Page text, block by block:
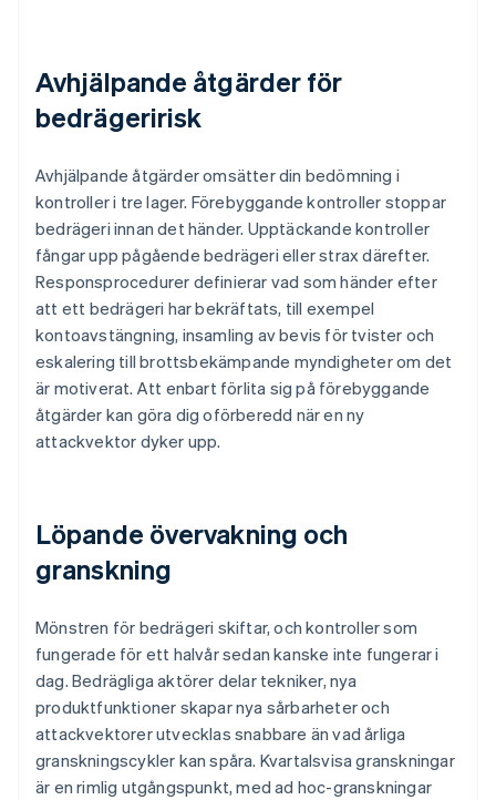
Avhjälpande åtgärder för
bedrägeririsk
Avhjälpande åtgärder omsätter din bedömning i
kontroller i tre lager. Förebyggande kontroller stoppar
bedrägeri innan det händer. Upptäckande kontroller
fångar upp pågående bedrägeri eller strax därefter.
Responsprocedurer definierar vad som händer efter
att ett bedrägeri har bekräftats, till exempel
kontoavstängning, insamling av bevis för tvister och
eskalering till brottsbekämpande myndigheter om det
är motiverat. Att enbart förlita sig på förebyggande
åtgärder kan göra dig oförberedd när en ny
attackvektor dyker upp.
Löpande övervakning och
granskning
Mönstren för bedrägeri skiftar, och kontroller som
fungerade för ett halvår sedan kanske inte fungerar i
dag. Bedrägliga aktörer delar tekniker, nya
produktfunktioner skapar nya sårbarheter och
attackvektorer utvecklas snabbare än vad årliga
granskningscykler kan spåra. Kvartalsvisa granskningar
är en rimlig utgångspunkt, med ad hoc-granskningar